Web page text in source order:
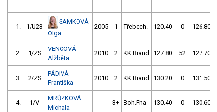
1. 1/U23
SAMKOVÁ
Olga
2005 1 Třebech. 120.40 0 126.80
2. 1/ZS
VENCOVÁ
Alžběta
2010 2 KK Brand 127.80 52 127.70
3. 2/ZS
PÁDIVÁ
Františka
2010 2 KK Brand 130.20 0 131.50
4. 1/V
MRŮZKOVÁ
Michala
3+ Boh.Pha 130.40 0 130.60